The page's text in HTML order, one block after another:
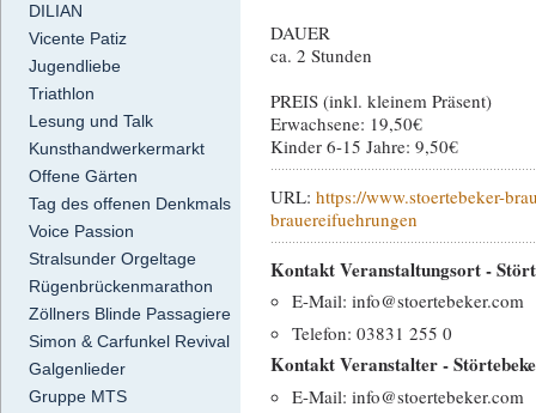
DILIAN
Vicente Patiz
Jugendliebe
Triathlon
Lesung und Talk
Kunsthandwerkermarkt
Offene Gärten
Tag des offenen Denkmals
Voice Passion
Stralsunder Orgeltage
Rügenbrückenmarathon
Zöllners Blinde Passagiere
Simon & Carfunkel Revival
Galgenlieder
Gruppe MTS
DAUER
ca. 2 Stunden
PREIS (inkl. kleinem Präsent)
Erwachsene: 19,50€
Kinder 6-15 Jahre: 9,50€
URL: https://www.stoertebeker-
brauereifuehrungen
Kontakt Veranstaltungsort -
E-Mail: info@stoertebeker.com
Telefon: 03831 255 0
Kontakt Veranstalter -
E-Mail: info@stoertebeker.com